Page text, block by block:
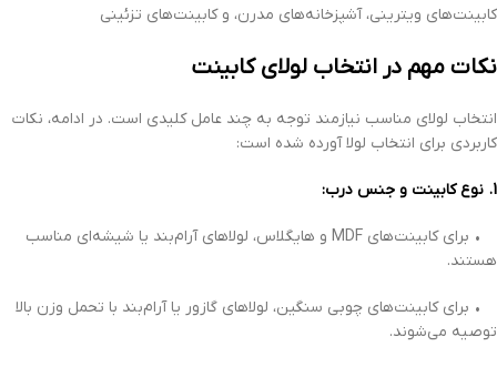
کابینت‌های ویترینی، آشپزخانه‌های مدرن، و کابینت‌های تزئینی
نکات مهم در انتخاب لولای کابینت
انتخاب لولای مناسب نیازمند توجه به چند عامل کلیدی است. در ادامه، نکات
کاربردی برای انتخاب لولا آورده شده است:
1. نوع کابینت و جنس درب:
• برای کابینت‌های MDF و هایگلاس، لولاهای آرام‌بند یا شیشه‌ای مناسب
هستند.
• برای کابینت‌های چوبی سنگین، لولاهای گازور یا آرام‌بند با تحمل وزن بالا
توصیه می‌شوند.